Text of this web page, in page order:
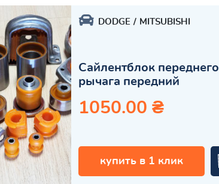
DODGE MITSUBISHI
Сайлентблок переднего
рычага передний
1050.00 ₴
купить в 1 клик